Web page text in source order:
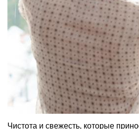
Чистота и свежесть, которые